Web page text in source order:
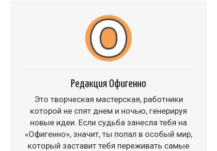
Редакция Офигенно
Это творческая мастерская, работники
которой не спят днем и ночью, генерируя
новые идеи. Если судьба занесла тебя на
«Офигенно», значит, ты попал в особый мир,
который заставит тебя переживать самые